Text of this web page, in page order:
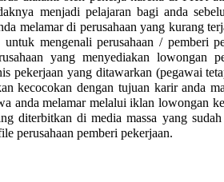
menjadi pelajaran bagi anda
melamar di perusahaan yang kurang
mengenali perusahaan / pemberi
yang menyediakan lowongan
pekerjaan yang ditawarkan (pegawai
kecocokan dengan tujuan karir anda
anda melamar melalui iklan lowongan
diterbitkan di media massa yang
perusahaan pemberi pekerjaan.